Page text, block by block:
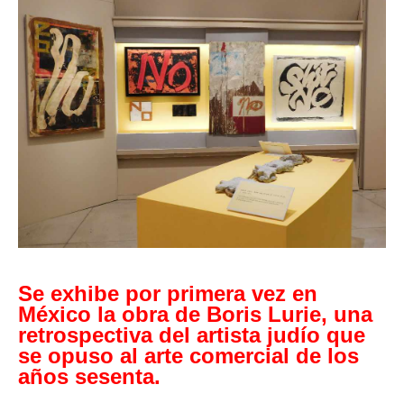
Se exhibe por primera vez en
México la obra de Boris Lurie, una
retrospectiva del artista judío que
se opuso al arte comercial de los
años sesenta.